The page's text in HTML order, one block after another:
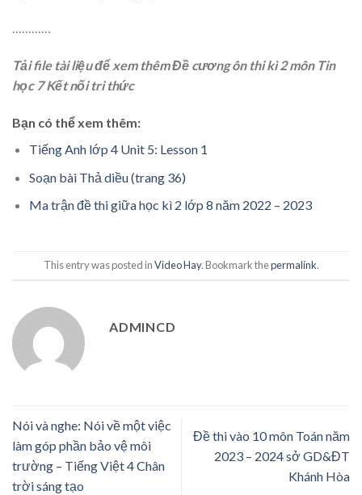
…………
Tải file tài liệu để xem thêm Đề cương ôn thi kì 2 môn Tin
học 7 Kết nối tri thức
Bạn có thể xem thêm:
Tiếng Anh lớp 4 Unit 5: Lesson 1
Soạn bài Thả diều (trang 36)
Ma trận đề thi giữa học kì 2 lớp 8 năm 2022 – 2023
This entry was posted inVideo Hay. Bookmark thepermalink.
ADMINCD
Nói và nghe: Nói về một việc
làm góp phần bảo vệ môi
trường – Tiếng Việt 4 Chân
trời sáng tạo
Đề thi vào 10 môn Toán năm
2023 – 2024 sở GD&ĐT
Khánh Hòa